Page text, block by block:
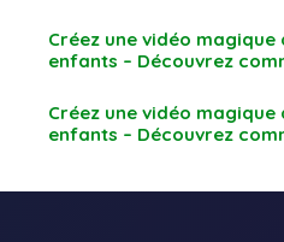
Créez une vidéo magique
enfants – Découvrez
Créez une vidéo magique
enfants – Découvrez